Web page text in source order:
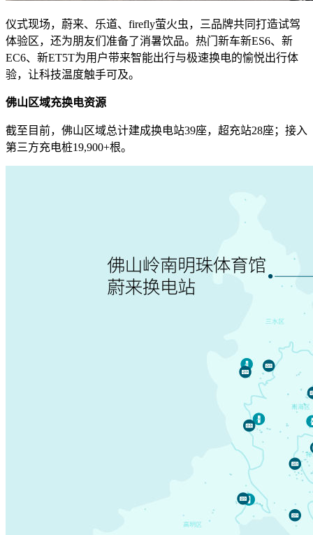
仪式现场，蔚来、乐道、firefly萤火虫，三品牌共同打造试驾
体验区，还为朋友们准备了消暑饮品。热门新车新ES6、新
EC6、新ET5T为用户带来智能出行与极速换电的愉悦出行体
验，让科技温度触手可及。
佛山区域充换电资源
截至目前，佛山区域总计建成换电站39座，超充站28座；接入
第三方充电桩19,900+根。